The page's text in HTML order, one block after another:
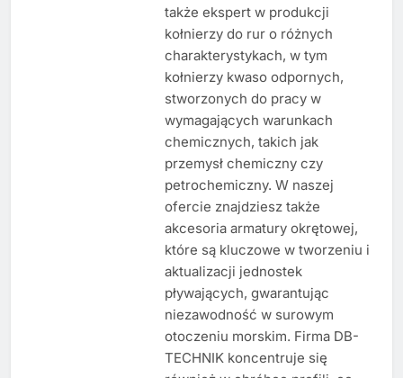
także ekspert w produkcji
kołnierzy do rur o różnych
charakterystykach, w tym
kołnierzy kwaso odpornych,
stworzonych do pracy w
wymagających warunkach
chemicznych, takich jak
przemysł chemiczny czy
petrochemiczny. W naszej
ofercie znajdziesz także
akcesoria armatury okrętowej,
które są kluczowe w tworzeniu i
aktualizacji jednostek
pływających, gwarantując
niezawodność w surowym
otoczeniu morskim. Firma DB-
TECHNIK koncentruje się